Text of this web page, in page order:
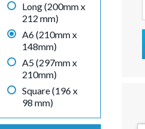
Long (200mm x
212 mm)
A6 (210mm x
148mm)
A5 (297mm x
210mm)
Square (196 x
98 mm)